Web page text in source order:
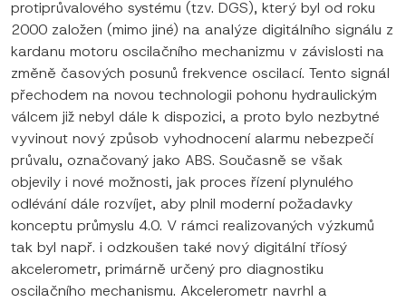
protiprůvalového systému (tzv. DGS), který byl od roku
2000 založen (mimo jiné) na analýze digitálního signálu z
kardanu motoru oscilačního mechanizmu v závislosti na
změně časových posunů frekvence oscilací. Tento signál
přechodem na novou technologii pohonu hydraulickým
válcem již nebyl dále k dispozici, a proto bylo nezbytné
vyvinout nový způsob vyhodnocení alarmu nebezpečí
průvalu, označovaný jako ABS. Současně se však
objevily i nové možnosti, jak proces řízení plynulého
odlévání dále rozvíjet, aby plnil moderní požadavky
konceptu průmyslu 4.0. V rámci realizovaných výzkumů
tak byl např. i odzkoušen také nový digitální tříosý
akcelerometr, primárně určený pro diagnostiku
oscilačního mechanismu. Akcelerometr navrhl a